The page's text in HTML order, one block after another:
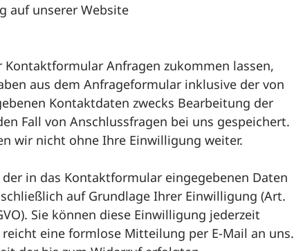
auf unserer Website
Kontaktformular Anfragen zukommen lassen,
aus dem Anfrageformular inklusive der von
Kontaktdaten zwecks Bearbeitung der
Fall von Anschlussfragen bei uns gespeichert.
wir nicht ohne Ihre Einwilligung weiter.
in das Kontaktformular eingegebenen Daten
auf Grundlage Ihrer Einwilligung (Art.
Sie können diese Einwilligung jederzeit
eine formlose Mitteilung per E-Mail an uns.